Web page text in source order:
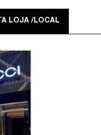
LOJA /LOCAL